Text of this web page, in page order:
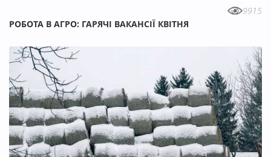
9915
РОБОТА В АГРО: ГАРЯЧІ ВАКАНСІЇ КВІТНЯ